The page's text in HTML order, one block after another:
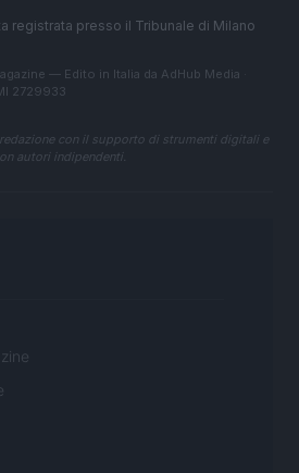
registrata presso il Tribunale di Milano
— Edito in Italia da AdHub Media
2729933
con il supporto di strumenti digitali e
autori indipendenti.